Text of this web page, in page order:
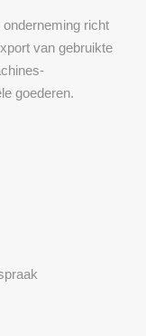
richt
van gebruikte
goederen.